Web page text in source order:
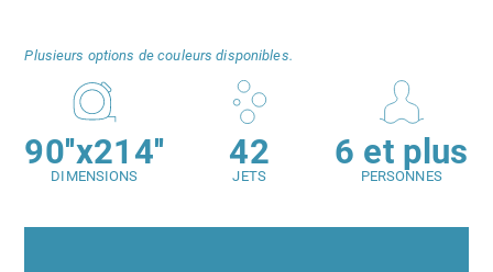
Plusieurs options de couleurs disponibles.
90''x214''
DIMENSIONS
42
JETS
6 et plus
PERSONNES